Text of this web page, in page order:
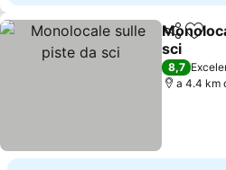
Partilhar
sci
Ver
8,7
a 4.4 km